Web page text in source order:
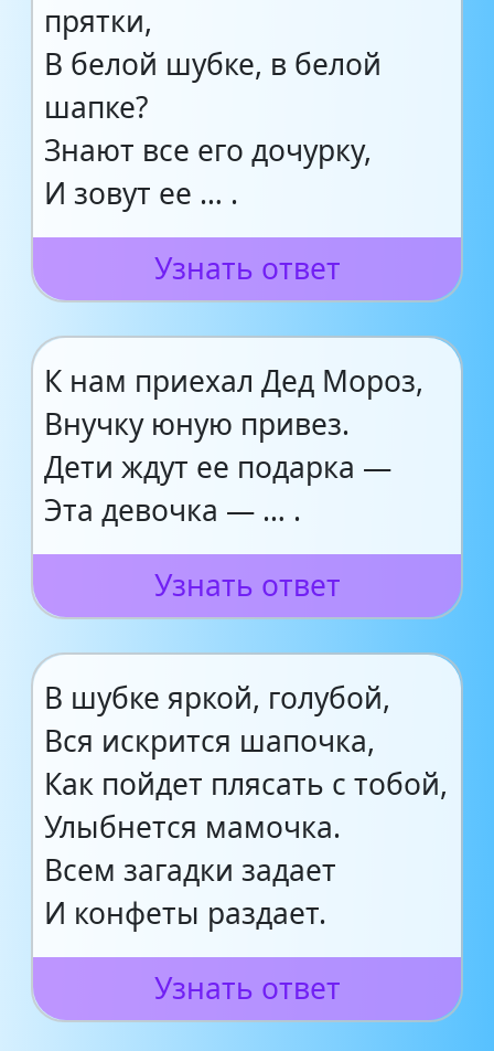
прятки,
В белой шубке, в белой
шапке?
Знают все его дочурку,
И зовут ее … .
Узнать ответ
К нам приехал Дед Мороз,
Внучку юную привез.
Дети ждут ее подарка —
Эта девочка — … .
Узнать ответ
В шубке яркой, голубой,
Вся искрится шапочка,
Как пойдет плясать с тобой,
Улыбнется мамочка.
Всем загадки задает
И конфеты раздает.
Узнать ответ